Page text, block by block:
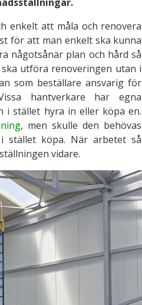
enkelt att måla och renovera
för att man enkelt ska kunna
någotsånär plan och hård så
utföra renoveringen utan i
som beställare ansvarig för
hantverkare har egna
i stället hyra in eller köpa en.
, men skulle den behövas
köpa. När arbetet så
vidare.